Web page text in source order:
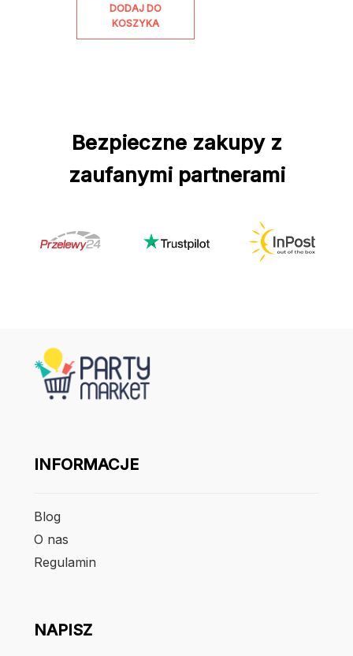
DODAJ DO
KOSZYKA
Bezpieczne zakupy z
zaufanymi partnerami
INFORMACJE
Blog
O nas
Regulamin
NAPISZ